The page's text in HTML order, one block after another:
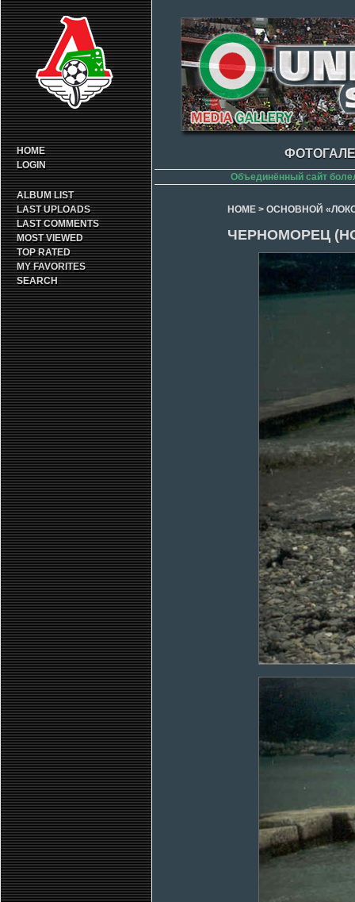
HOME
LOGIN
ALBUM LIST
LAST UPLOADS
LAST COMMENTS
MOST VIEWED
TOP RATED
MY FAVORITES
SEARCH
Объединённый сайт
HOME> ОСНОВНОЙ
ЧЕРНОМОРЕЦ